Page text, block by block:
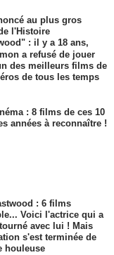
au plus gros
l'Histoire
: il y a 18 ans,
a refusé de jouer
des meilleurs films de
de tous les temps
: 8 films de ces 10
années à reconnaître !
: 6 films
Voici l'actrice qui a
avec lui ! Mais
s'est terminée de
houleuse